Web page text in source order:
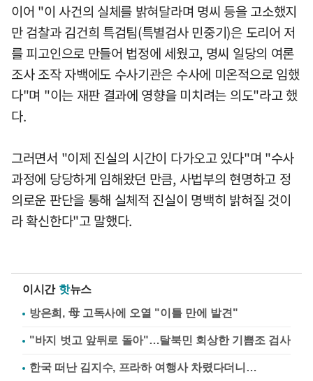
이어 "이 사건의 실체를 밝혀달라며 명씨 등을 고소했지
만 검찰과 김건희 특검팀(특별검사 민중기)은 도리어 저
를 피고인으로 만들어 법정에 세웠고, 명씨 일당의 여론
조사 조작 자백에도 수사기관은 수사에 미온적으로 임했
다"며 "이는 재판 결과에 영향을 미치려는 의도"라고 했
다.
그러면서 "이제 진실의 시간이 다가오고 있다"며 "수사
과정에 당당하게 임해왔던 만큼, 사법부의 현명하고 정
의로운 판단을 통해 실체적 진실이 명백히 밝혀질 것이
라 확신한다"고 말했다.
이시간 핫뉴스
방은희, 母 고독사에 오열 "이틀 만에 발견"
"바지 벗고 앞뒤로 돌아"…탈북민 회상한 기쁨조 검사
한국 떠난 김지수, 프라하 여행사 차렸다더니…